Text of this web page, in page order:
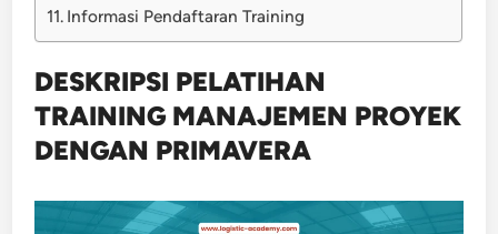
Informasi Pendaftaran Training
DESKRIPSI PELATIHAN
TRAINING MANAJEMEN PROYEK
DENGAN PRIMAVERA